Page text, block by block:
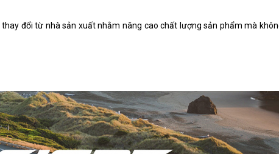
đổi từ nhà sản xuất nhằm nâng cao chất lượng sản phẩm mà